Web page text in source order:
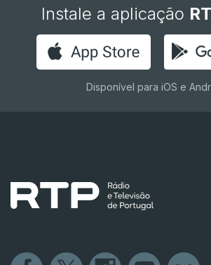
Instale a aplicação
Disponível para iOS e